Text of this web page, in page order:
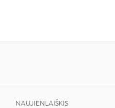
NAUJIENLAIŠKIS